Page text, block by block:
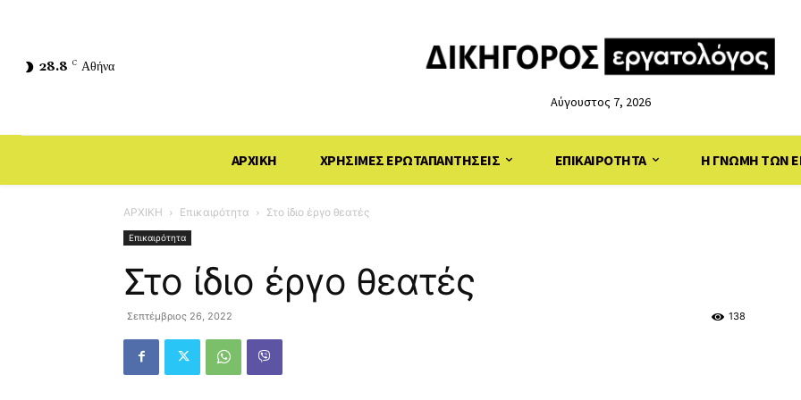
28.8 C Αθήνα
Αύγουστος 7, 2026
ΑΡΧΙΚΗ ΧΡΗΣΙΜΕΣ ΕΡΩΤΑΠΑΝΤΗΣΕΙΣ ΕΠΙΚΑΙΡΟΤΗΤΑ Η ΓΝΩΜΗ ΤΩΝ
ΑΡΧΙΚΗ Επικαιρότητα Στο ίδιο έργο θεατές
Επικαιρότητα
Στο ίδιο έργο θεατές
Σεπτέμβριος 26, 2022 138